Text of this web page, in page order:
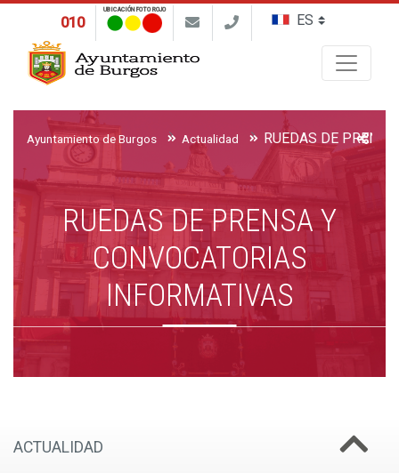
010
UBICACIÓN FOTO ROJO
Ayuntamiento de Burgos Actualidad
RUEDAS DE PRENSA Y
CONVOCATORIAS
INFORMATIVAS
ACTUALIDAD